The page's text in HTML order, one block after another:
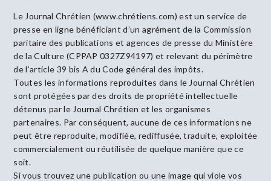
Le Journal Chrétien (www.chrétiens.com) est un service de
presse en ligne bénéficiant d’un agrément de la Commission
paritaire des publications et agences de presse du Ministère
de la Culture (CPPAP 0327Z94197) et relevant du périmètre
de l’article 39 bis A du Code général des impôts.
Toutes les informations reproduites dans le Journal Chrétien
sont protégées par des droits de propriété intellectuelle
détenus par le Journal Chrétien et les organismes
partenaires. Par conséquent, aucune de ces informations ne
peut être reproduite, modifiée, rediffusée, traduite, exploitée
commercialement ou réutilisée de quelque manière que ce
soit.
Si vous trouvez une publication ou une image qui viole vos